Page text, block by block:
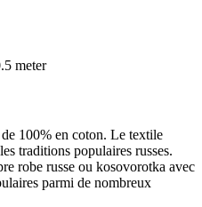
meter
100% en coton. Le textile
traditions populaires russes.
robe russe ou kosovorotka avec
parmi de nombreux